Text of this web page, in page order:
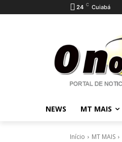
24 C Cuiabá
NEWS MT MAIS
Início MT MAIS